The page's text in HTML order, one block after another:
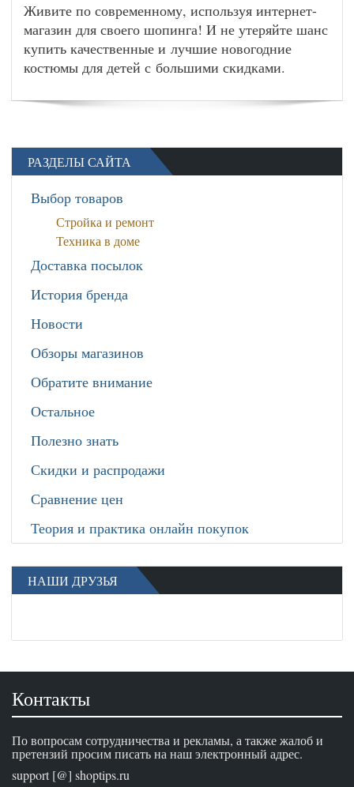
Живите по современному, используя интернет-
магазин для своего шопинга! И не утеряйте шанс
купить качественные и лучшие новогодние
костюмы для детей с большими скидками.
РАЗДЕЛЫ САЙТА
Выбор товаров
Стройка и ремонт
Техника в доме
Доставка посылок
История бренда
Новости
Обзоры магазинов
Обратите внимание
Остальное
Полезно знать
Скидки и распродажи
Сравнение цен
Теория и практика онлайн покупок
НАШИ ДРУЗЬЯ
Контакты
По вопросам сотрудничества и рекламы, а также жалоб и
претензий просим писать на наш электронный адрес.
support [@] shoptips.ru